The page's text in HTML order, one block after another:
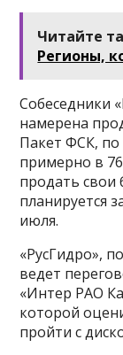
Читайте
Регионы,
Собеседники
намерена
Пакет ФСК, по
примерно в
продать свои
планируется
июля.
«РусГидро»,
ведет
«Интер РАО
которой
пройти с